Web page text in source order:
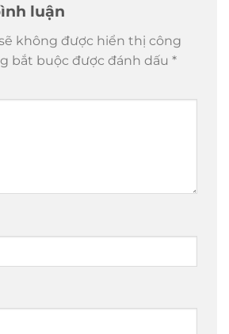
luận
không được hiển thị công
bắt buộc được đánh dấu *